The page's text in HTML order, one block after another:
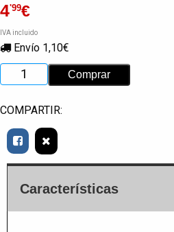
4'99€
IVA incluido
Envío 1,10€
COMPARTIR:
Características